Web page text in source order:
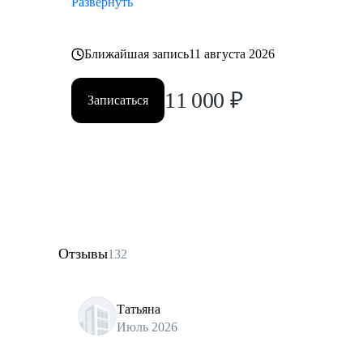
Ближайшая запись11 августа 2026
Записаться 11 000 ₽
Отзывы132
Татьяна
Июль 2026